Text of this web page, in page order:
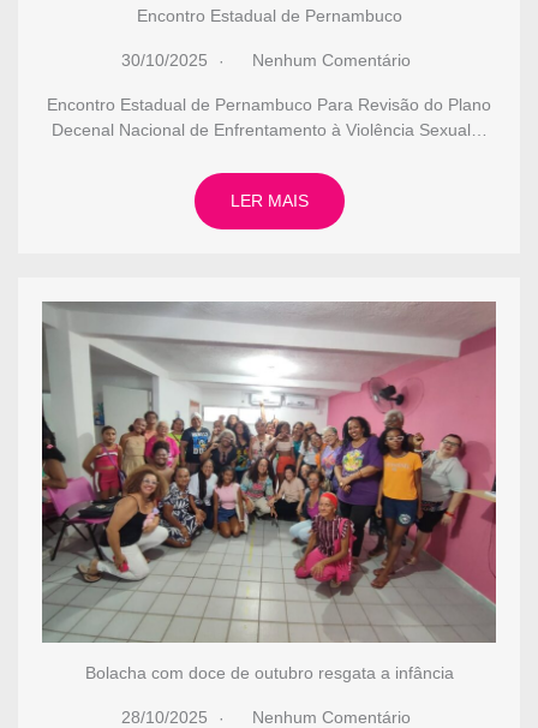
Encontro Estadual de Pernambuco
30/10/2025 Nenhum Comentário
Encontro Estadual de Pernambuco Para Revisão do Plano
Decenal Nacional de Enfrentamento à Violência Sexual…
LER MAIS
Bolacha com doce de outubro resgata a infância
28/10/2025 Nenhum Comentário